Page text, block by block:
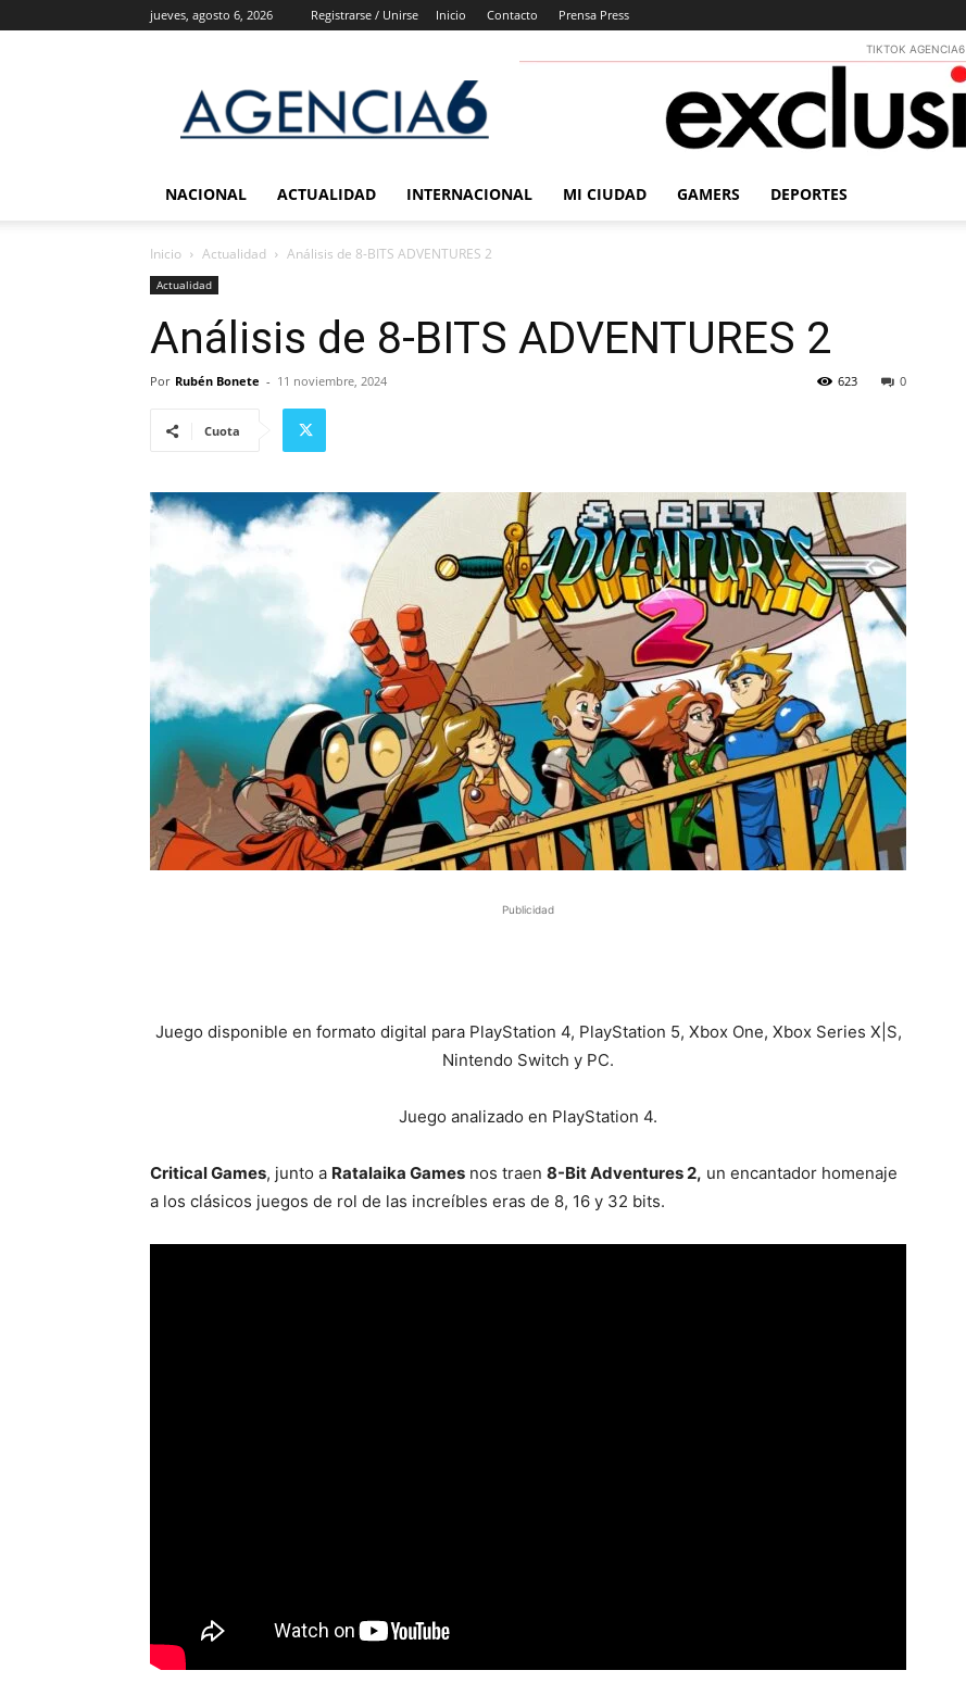
jueves, agosto 6, 2026 Registrarse / Unirse Inicio Contacto Prensa Press
6
Noticias
TIKTOK AGENCIA6
NACIONAL ACTUALIDAD INTERNACIONAL MI CIUDAD GAMERS DEPORTES
Inicio Actualidad Análisis de 8-BITS ADVENTURES 2
Actualidad
Análisis de 8-BITS ADVENTURES 2
Por Rubén Bonete - 11 noviembre, 2024 0
623
Cuota
Publicidad
Juego disponible en formato digital para PlayStation 4, PlayStation 5, Xbox One, Xbox Series X|S,
Nintendo Switch y PC.
Juego analizado en PlayStation 4.
Critical Games, junto a Ratalaika Games nos traen 8-Bit Adventures 2, un encantador homenaje
a los clásicos juegos de rol de las increíbles eras de 8, 16 y 32 bits.